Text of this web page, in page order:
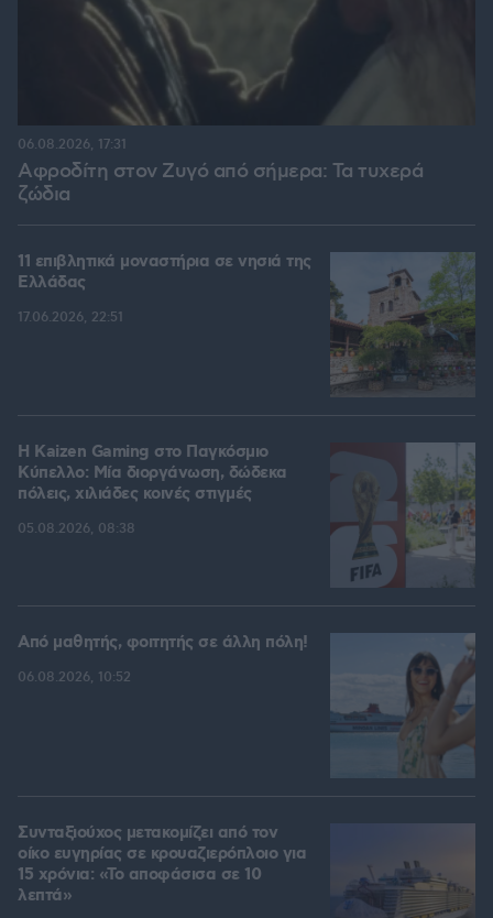
Αφροδίτη στον Ζυγό από σήμερα: Τα τυχερά
ζώδια
06.08.2026, 17:31
11 επιβλητικά μοναστήρια σε νησιά της
Ελλάδας
17.06.2026, 22:51
H Kaizen Gaming στο Παγκόσμιο
Kύπελλο: Μία διοργάνωση, δώδεκα
πόλεις, χιλιάδες κοινές στιγμές
05.08.2026, 08:38
Από μαθητής, φοιτητής σε άλλη πόλη!
06.08.2026, 10:52
Συνταξιούχος μετακομίζει από τον
οίκο ευγηρίας σε κρουαζιερόπλοιο για
15 χρόνια: «Το αποφάσισα σε 10
λεπτά»